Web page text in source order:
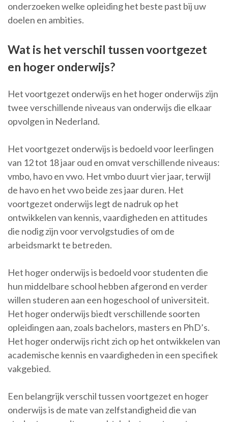
onderzoeken welke opleiding het beste past bij uw
doelen en ambities.
Wat is het verschil tussen voortgezet
en hoger onderwijs?
Het voortgezet onderwijs en het hoger onderwijs zijn
twee verschillende niveaus van onderwijs die elkaar
opvolgen in Nederland.
Het voortgezet onderwijs is bedoeld voor leerlingen
van 12 tot 18 jaar oud en omvat verschillende niveaus:
vmbo, havo en vwo. Het vmbo duurt vier jaar, terwijl
de havo en het vwo beide zes jaar duren. Het
voortgezet onderwijs legt de nadruk op het
ontwikkelen van kennis, vaardigheden en attitudes
die nodig zijn voor vervolgstudies of om de
arbeidsmarkt te betreden.
Het hoger onderwijs is bedoeld voor studenten die
hun middelbare school hebben afgerond en verder
willen studeren aan een hogeschool of universiteit.
Het hoger onderwijs biedt verschillende soorten
opleidingen aan, zoals bachelors, masters en PhD’s.
Het hoger onderwijs richt zich op het ontwikkelen van
academische kennis en vaardigheden in een specifiek
vakgebied.
Een belangrijk verschil tussen voortgezet en hoger
onderwijs is de mate van zelfstandigheid die van